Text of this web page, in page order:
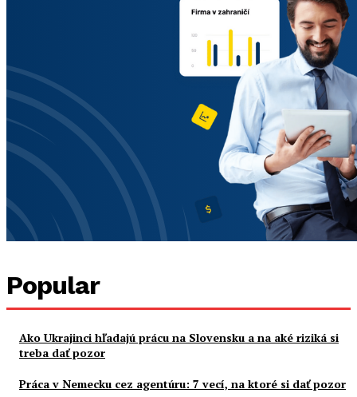
Popular
Ako Ukrajinci hľadajú prácu na Slovensku a na aké riziká si
treba dať pozor
Práca v Nemecku cez agentúru: 7 vecí, na ktoré si dať pozor